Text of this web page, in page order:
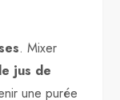
. Mixer
jus de
une purée